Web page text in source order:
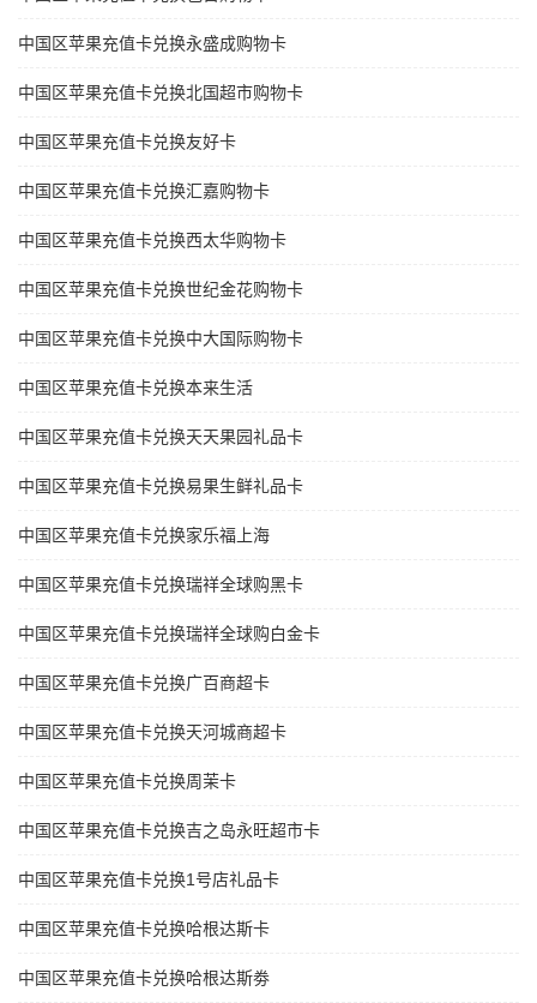
中国区苹果充值卡兑换永盛成购物卡
中国区苹果充值卡兑换北国超市购物卡
中国区苹果充值卡兑换友好卡
中国区苹果充值卡兑换汇嘉购物卡
中国区苹果充值卡兑换西太华购物卡
中国区苹果充值卡兑换世纪金花购物卡
中国区苹果充值卡兑换中大国际购物卡
中国区苹果充值卡兑换本来生活
中国区苹果充值卡兑换天天果园礼品卡
中国区苹果充值卡兑换易果生鲜礼品卡
中国区苹果充值卡兑换家乐福上海
中国区苹果充值卡兑换瑞祥全球购黑卡
中国区苹果充值卡兑换瑞祥全球购白金卡
中国区苹果充值卡兑换广百商超卡
中国区苹果充值卡兑换天河城商超卡
中国区苹果充值卡兑换周茉卡
中国区苹果充值卡兑换吉之岛永旺超市卡
中国区苹果充值卡兑换1号店礼品卡
中国区苹果充值卡兑换哈根达斯卡
中国区苹果充值卡兑换哈根达斯劵